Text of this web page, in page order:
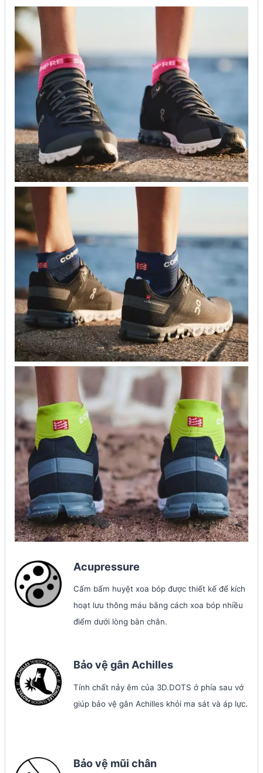
Acupressure
Cấm bấm huyệt xoa bóp được thiết kế để kích
hoạt lưu thông máu bằng cách xoa bóp nhiều
điểm dưới lòng bàn chân.
Bảo vệ gân Achilles
Tính chất nảy êm của 3D.DOTS ở phía sau vớ
giúp bảo vệ gân Achilles khỏi ma sát và áp lực.
Bảo vệ mũi chân